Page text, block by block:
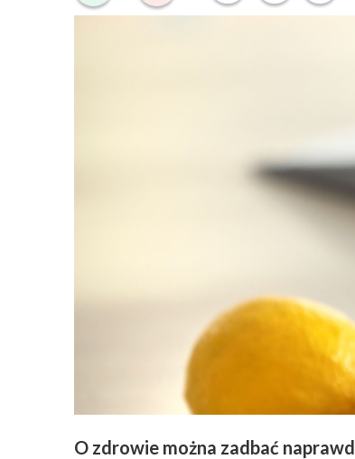
O zdrowie można zadbać